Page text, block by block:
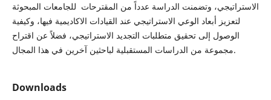
الاستراتيجي، وتضمنت الدراسة عدداً من المقترحات للجامعات المبحوثة
لتعزيز أبعاد الوعي الاستراتيجي عند القيادات الاكاديمية فيها، وكيفية
الوصول إلى تحقيق متطلبات التجديد الاستراتيجي، فضلاً عن اقتراح
مجموعة من الدراسات المستقبلية لباحثين آخرين في هذا المجال.
Downloads